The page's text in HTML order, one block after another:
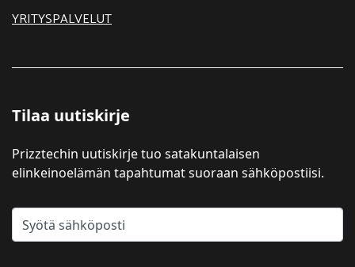
YRITYSPALVELUT
Tilaa uutiskirje
Prizztechin uutiskirje tuo satakuntalaisen
elinkeinoelämän tapahtumat suoraan sähköpostiisi.